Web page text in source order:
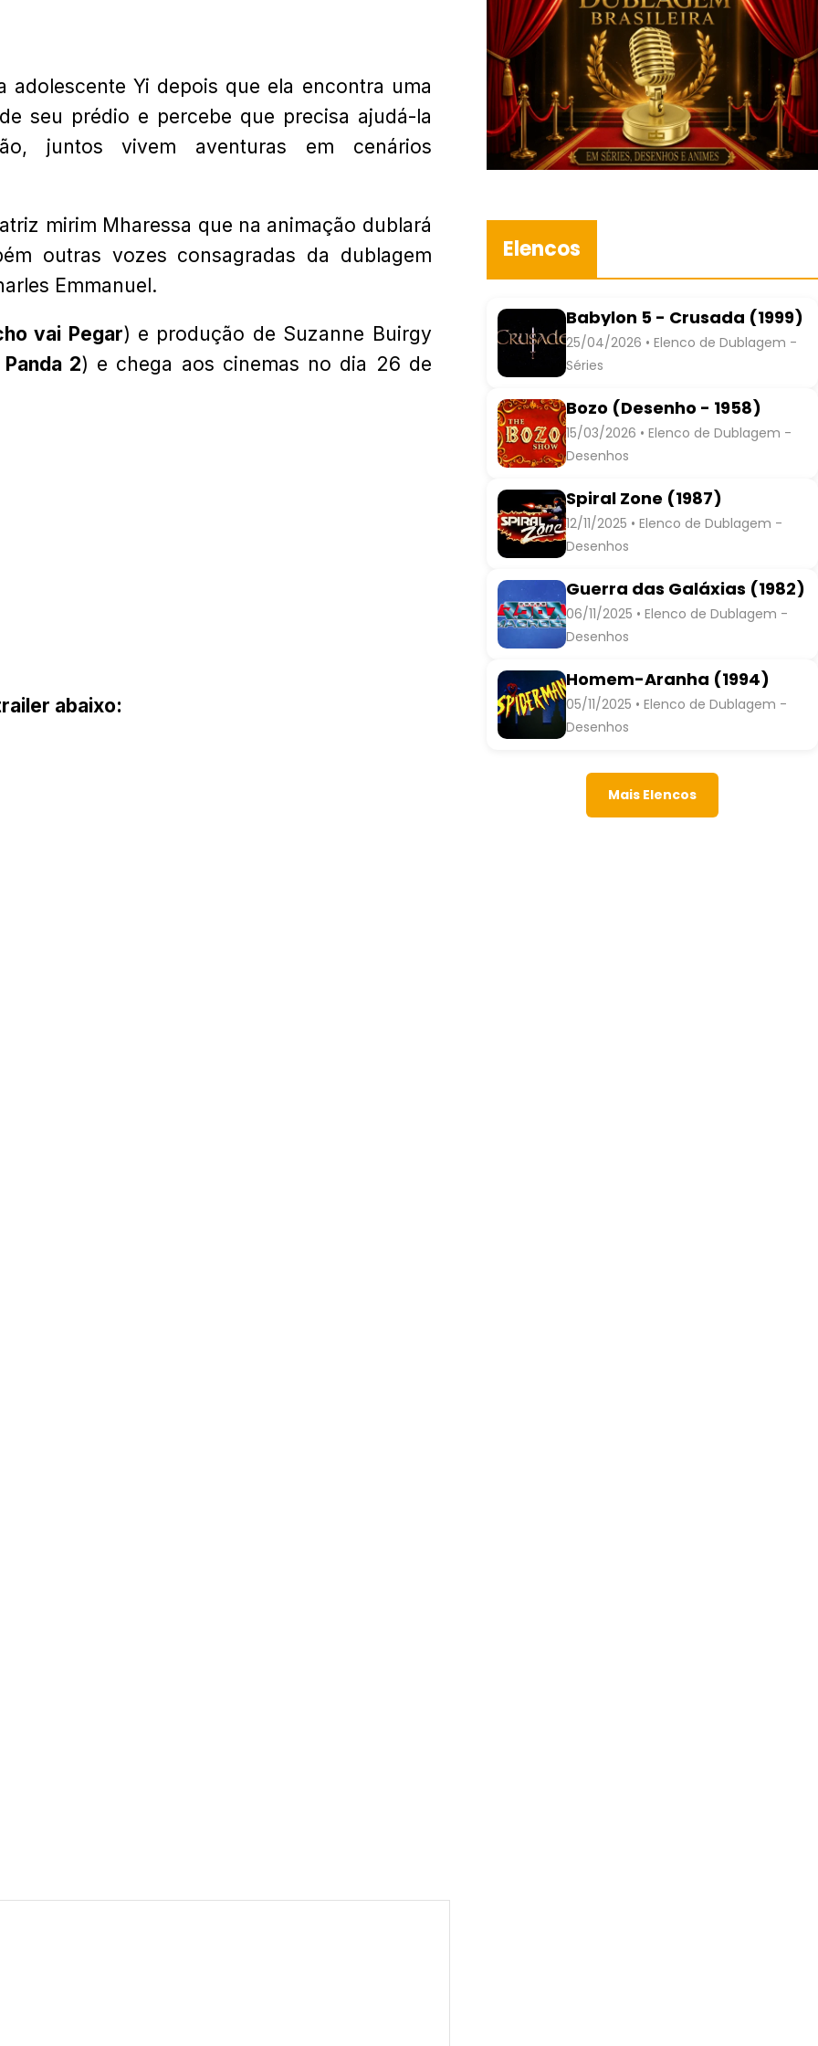
adolescente Yi depois que ela encontra uma
seu prédio e percebe que precisa ajudá-la
juntos vivem aventuras em cenários
mirim Mharessa que na animação dublará
outras vozes consagradas da dublagem
Emmanuel.
vai Pegar) e produção de Suzanne Buirgy
2) e chega aos cinemas no dia 26 de
abaixo:
Elencos
Babylon 5 - Crusada (1999)
25/04/2026 • Elenco de Dublagem -
Séries
Bozo (Desenho - 1958)
15/03/2026 • Elenco de Dublagem -
Desenhos
Spiral Zone (1987)
12/11/2025 • Elenco de Dublagem -
Desenhos
Guerra das Galáxias (1982)
06/11/2025 • Elenco de Dublagem -
Desenhos
Homem-Aranha (1994)
05/11/2025 • Elenco de Dublagem -
Desenhos
Mais Elencos